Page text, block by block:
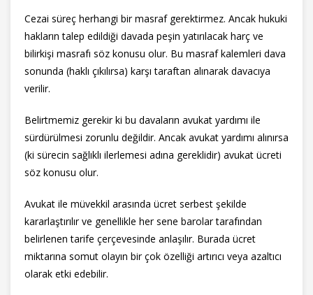
Cezai süreç herhangi bir masraf gerektirmez. Ancak hukuki
hakların talep edildiği davada peşin yatırılacak harç ve
bilirkişi masrafı söz konusu olur. Bu masraf kalemleri dava
sonunda (haklı çıkılırsa) karşı taraftan alınarak davacıya
verilir.
Belirtmemiz gerekir ki bu davaların avukat yardımı ile
sürdürülmesi zorunlu değildir. Ancak avukat yardımı alınırsa
(ki sürecin sağlıklı ilerlemesi adına gereklidir) avukat ücreti
söz konusu olur.
Avukat ile müvekkil arasında ücret serbest şekilde
kararlaştırılır ve genellikle her sene barolar tarafından
belirlenen tarife çerçevesinde anlaşılır. Burada ücret
miktarına somut olayın bir çok özelliği artırıcı veya azaltıcı
olarak etki edebilir.